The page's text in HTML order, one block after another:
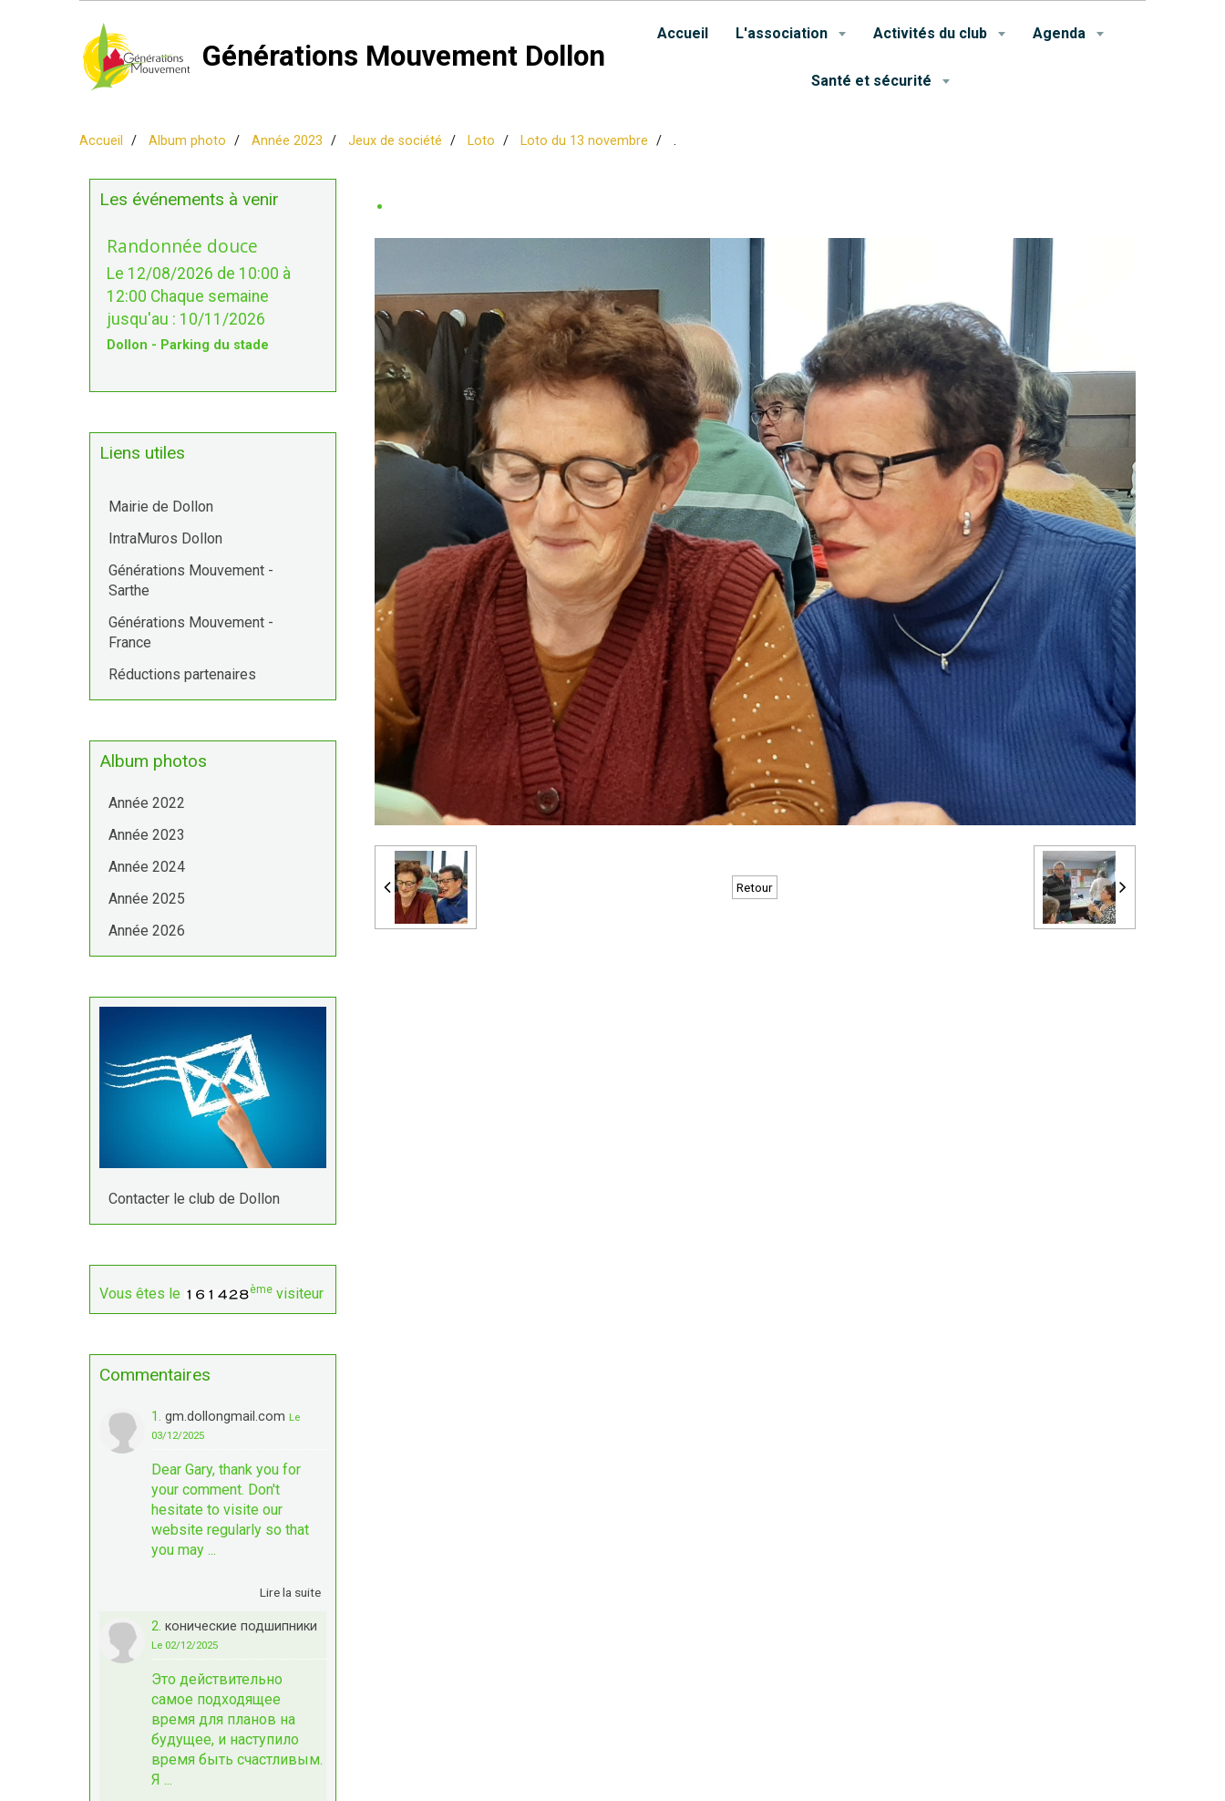
Générations Mouvement Dollon
Accueil L'association Activités du club Agenda
Santé et sécurité
Accueil Album photo Année 2023 Jeux de société Loto Loto du 13 novembre .
.
Retour
Les événements à venir
Randonnée douce
Le 12/08/2026 de 10:00 à
12:00 Chaque semaine
jusqu'au : 10/11/2026
Dollon - Parking du stade
Liens utiles
Mairie de Dollon
IntraMuros Dollon
Générations Mouvement -
Sarthe
Générations Mouvement -
France
Réductions partenaires
Album photos
Année 2022
Année 2023
Année 2024
Année 2025
Année 2026
Contacter le club de Dollon
Vous êtes le ème visiteur
Commentaires
1. gm.dollongmail.com Le
03/12/2025
Dear Gary, thank you for
your comment. Don't
hesitate to visite our
website regularly so that
you may ...
Lire la suite
2. конические подшипники
Le 02/12/2025
Это действительно
самое подходящее
время для планов на
будущее, и наступило
время быть счастливым.
Я ...